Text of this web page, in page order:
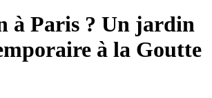
à Paris ? Un jardin
à la Goutte